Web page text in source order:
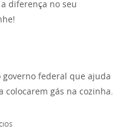
diferença no seu
governo federal que ajuda
colocarem gás na cozinha.